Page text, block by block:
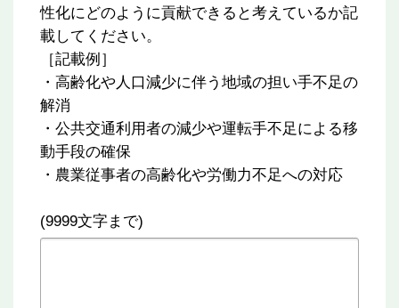
性化にどのように貢献できると考えているか記
載してください。
［記載例］
・高齢化や人口減少に伴う地域の担い手不足の
解消
・公共交通利用者の減少や運転手不足による移
動手段の確保
・農業従事者の高齢化や労働力不足への対応
(9999文字まで)